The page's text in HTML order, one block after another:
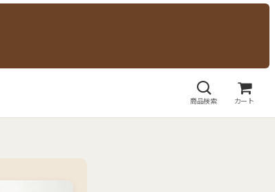
商品検索 カート